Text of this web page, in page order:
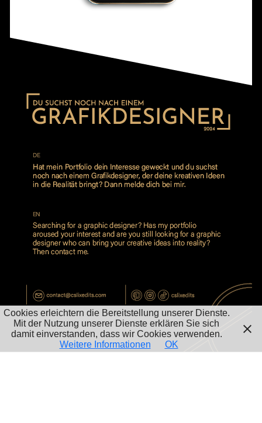
Cookies erleichtern die Bereitstellung unserer Dienste.
Mit der Nutzung unserer Dienste erklären Sie sich
damit einverstanden, dass wir Cookies verwenden.
Weitere Informationen
OK